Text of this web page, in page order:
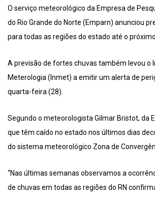
O serviço meteorológico da Empresa de
do Rio Grande do Norte (Emparn) anunciou
para todas as regiões do estado até o
A previsão de fortes chuvas também levou o
Meterologia (Inmet) a emitir um alerta de
quarta-feira (28).
Segundo o meteorologista Gilmar Bristot, da
que têm caído no estado nos últimos dias
do sistema meteorológico Zona de
“Nas últimas semanas observamos a
de chuvas em todas as regiões do RN